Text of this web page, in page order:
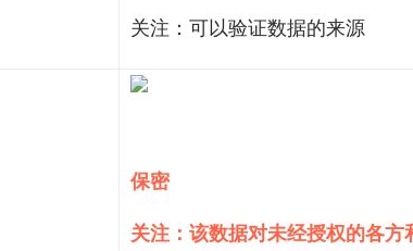
关注：可以验证数据的来源
保密
关注：该数据对未经授权的各方